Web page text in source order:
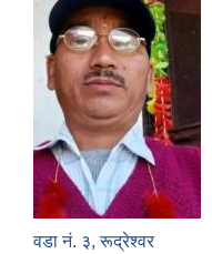
वडा नं. ३, रूद्रेश्वर